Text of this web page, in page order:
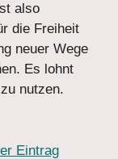
also
die Freiheit
neuer Wege
Es lohnt
nutzen.
Eintrag